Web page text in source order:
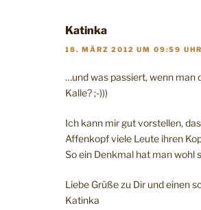
Katinka
18. MÄRZ 2012 UM 09:59 UHR
…und was passiert, wenn man
Kalle? ;-)))
Ich kann mir gut vorstellen,
Affenkopf viele Leute ihren
So ein Denkmal hat man wohl
Liebe Grüße zu Dir und einen
Katinka